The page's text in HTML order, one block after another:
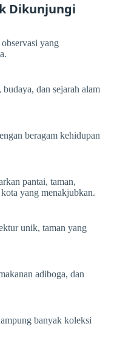
Dikunjungi
yang
dan sejarah alam
beragam kehidupan
pantai, taman,
yang menakjubkan.
unik, taman yang
adiboga, dan
banyak koleksi